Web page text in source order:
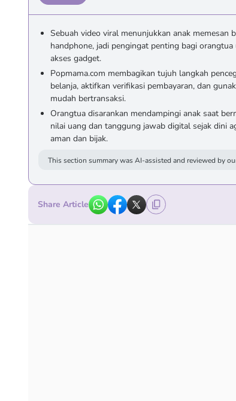
Sebuah video viral menunjukkan anak memesan
handphone, jadi pengingat penting bagi
akses gadget.
Popmama.com membagikan tujuh langkah
belanja, aktifkan verifikasi pembayaran, dan
mudah bertransaksi.
Orangtua disarankan mendampingi anak saat
nilai uang dan tanggung jawab digital sejak dini
aman dan bijak.
This section summary was AI-assisted and reviewed by
Share Article